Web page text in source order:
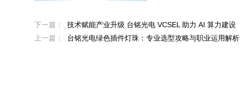
下一篇：
技术赋能产业升级 台铭光电 VCSEL 助力 AI 算力建设
上一篇：
台铭光电绿色插件灯珠：专业选型攻略与职业运用解析